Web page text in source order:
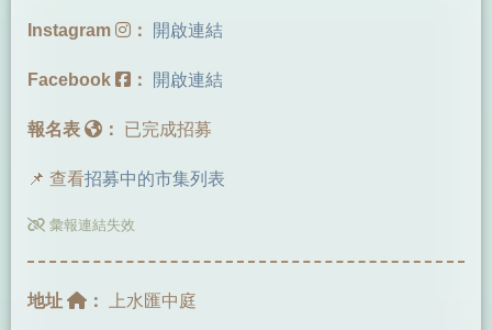
Instagram ： 開啟連結
Facebook ： 開啟連結
報名表 ： 已完成招募
📌 查看招募中的市集列表
彙報連結失效
地址 ： 上水匯中庭